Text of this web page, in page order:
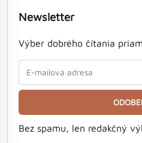
Newsletter
Výber dobrého čítania
Bez spamu, len redakčný